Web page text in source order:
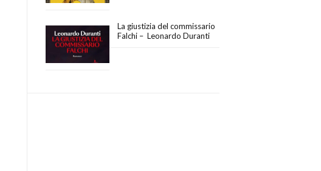
La giustizia del commissario
Falchi – Leonardo Duranti